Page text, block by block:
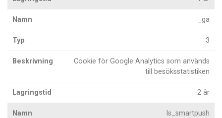
_ga
3
Cookie för Google Analytics som används
till besöksstatistiken
2 år
ls_smartpush